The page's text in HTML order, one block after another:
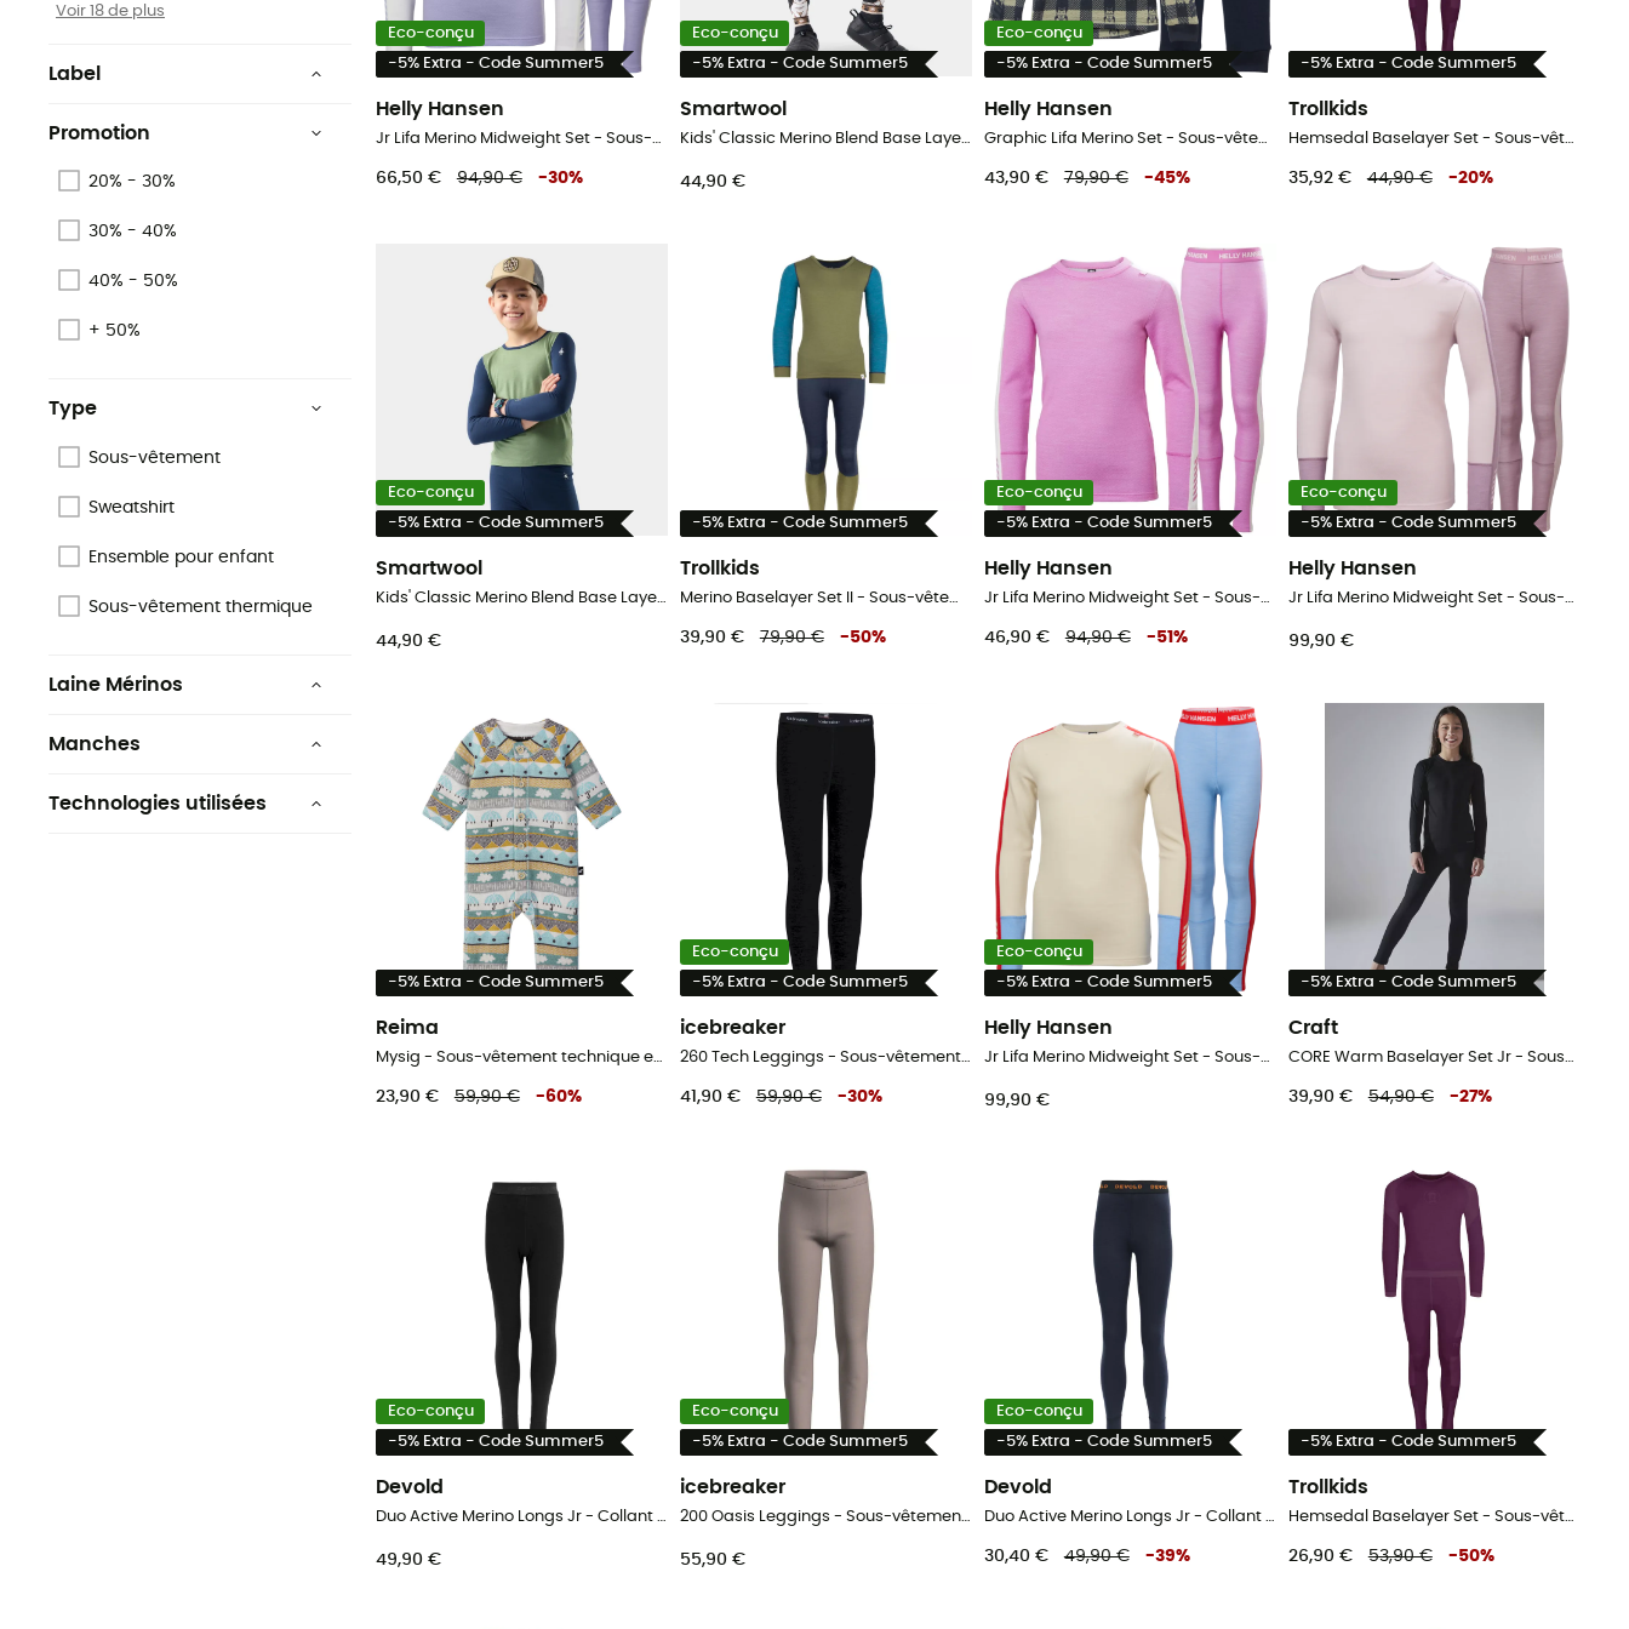
Voir 18 de plus
Label
Garantie
Voir 2 de plus
Promotion
20% - 30%
30% - 40%
40% - 50%
+ 50%
Type
Sous-vêtement
Sweatshirt
Ensemble pour enfant
Sous-vêtement thermique
Laine Mérinos
Manches
Technologies utilisées
Eco-conçu
-5% Extra - Code Summer5
Helly Hansen
Jr Lifa Merino Midweight Set - Sous-vêtement mérinos enfant
66,50 € 94,90 € -30%
Eco-conçu
-5% Extra - Code Summer5
Smartwool
Kids' Classic Merino Blend Base Layer Bottom Boxed - Sous-vêtement mérinos enfant
44,90 €
Eco-conçu
-5% Extra - Code Summer5
Helly Hansen
Graphic Lifa Merino Set - Sous-vêtement mérinos enfant
43,90 € 79,90 € -45%
-5% Extra - Code Summer5
Trollkids
Hemsedal Baselayer Set - Sous-vêtement enfant
35,92 € 44,90 € -20%
Eco-conçu
-5% Extra - Code Summer5
Smartwool
Kids' Classic Merino Blend Base Layer Crew Boxed - Sous-vêtement mérinos enfant
44,90 €
-5% Extra - Code Summer5
Trollkids
Merino Baselayer Set II - Sous-vêtement thermique enfant
39,90 € 79,90 € -50%
Eco-conçu
-5% Extra - Code Summer5
Helly Hansen
Jr Lifa Merino Midweight Set - Sous-vêtement mérinos enfant
46,90 € 94,90 € -51 %
Eco-conçu
-5% Extra - Code Summer5
Helly Hansen
Jr Lifa Merino Midweight Set - Sous-vêtement mérinos enfant
99,90 €
-5% Extra - Code Summer5
Reima
Mysig - Sous-vêtement technique enfant
23,90 € 59,90 € -60%
Eco-conçu
-5% Extra - Code Summer5
icebreaker
260 Tech Leggings - Sous-vêtement mérinos enfant
41,90 € 59,90 € -30%
Eco-conçu
-5% Extra - Code Summer5
Helly Hansen
Jr Lifa Merino Midweight Set - Sous-vêtement mérinos enfant
99,90 €
-5% Extra - Code Summer5
Craft
CORE Warm Baselayer Set Jr - Sous-vêtement thermique enfant
39,90 € 54,90 € -27%
Eco-conçu
-5% Extra - Code Summer5
Devold
Duo Active Merino Longs Jr - Collant thermique laine mérinos enfant
49,90 €
Eco-conçu
-5% Extra - Code Summer5
icebreaker
200 Oasis Leggings - Sous-vêtement mérinos enfant
55,90 €
Eco-conçu
-5% Extra - Code Summer5
Devold
Duo Active Merino Longs Jr - Collant thermique laine mérinos enfant
30,40 € 49,90 € -39%
-5% Extra - Code Summer5
Trollkids
Hemsedal Baselayer Set - Sous-vêtement enfant
26,90 € 53,90 € -50%